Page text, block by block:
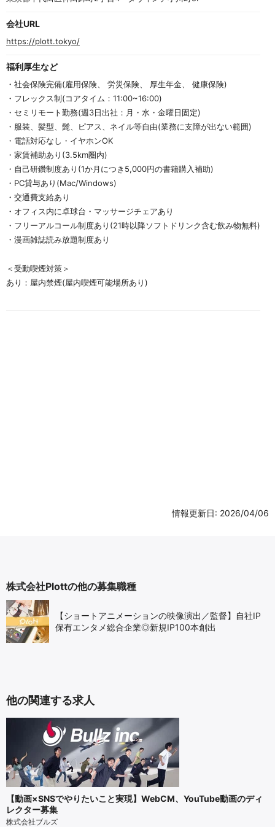
会社URL
https://plott.tokyo/
福利厚生など
・社会保険完備(雇用保険、 労災保険、 厚生年金、 健康保険)
・フレックス制(コアタイム：11:00~16:00)
・セミリモート勤務(週3日出社：月・水・金曜日固定)
・服装、髪型、髭、ピアス、ネイル等自由(業務に支障が出ない範囲)
・電話対応なし・イヤホンOK
・家賃補助あり(3.5km圏内)
・自己研鑽制度あり(1か月につき5,000円の書籍購入補助)
・PC貸与あり(Mac/Windows)
・交通費支給あり
・オフィス内に卓球台・マッサージチェアあり
・フリーアルコール制度あり(21時以降ソフトドリンク含む飲み物無料)
・漫画雑誌読み放題制度あり
＜受動喫煙対策＞
あり：屋内禁煙(屋内喫煙可能場所あり)
情報更新日: 2026/04/06
株式会社Plottの他の募集職種
【ショートアニメーションの映像演出／監督】自社IP
保有エンタメ総合企業◎新規IP100本創出
他の関連する求人
【動画×SNSでやりたいこと実現】WebCM、YouTube動画のディ
レクター募集
株式会社ブルズ